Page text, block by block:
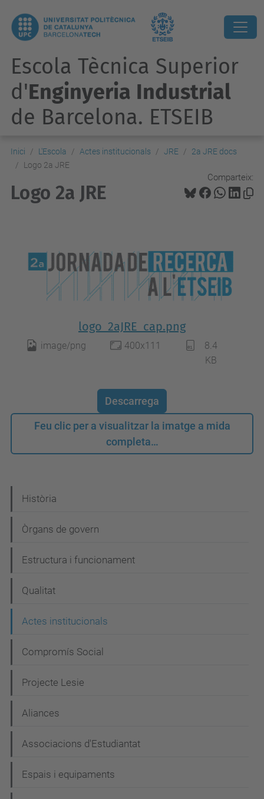
Escola Tècnica Superior
d'Enginyeria Industrial
de Barcelona. ETSEIB
Inici L'Escola Actes institucionals JRE
2a JRE docs
Logo 2a JRE
Comparteix:
Logo 2a JRE
logo_2aJRE_cap.png
image/png 400x111
8.4
KB
Descarrega
Feu clic per a visualitzar la imatge a mida
completa…
a
v
g
a
i
ó
Història
Òrgans de govern
Estructura i funcionament
Qualitat
Actes institucionals
Compromís Social
Projecte Lesie
Aliances
Associacions d'Estudiantat
Espais i equipaments